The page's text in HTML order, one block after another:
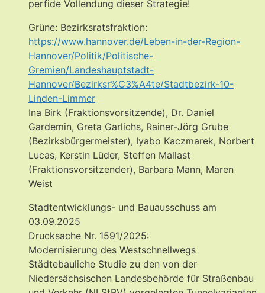
perfide Vollendung dieser Strategie!
Grüne: Bezirksratsfraktion:
https://www.hannover.de/Leben-in-der-Region-
Hannover/Politik/Politische-
Gremien/Landeshauptstadt-
Hannover/Bezirksr%C3%A4te/Stadtbezirk-10-
Linden-Limmer
Ina Birk (Fraktionsvorsitzende), Dr. Daniel
Gardemin, Greta Garlichs, Rainer-Jörg Grube
(Bezirksbürgermeister), Iyabo Kaczmarek, Norbert
Lucas, Kerstin Lüder, Steffen Mallast
(Fraktionsvorsitzender), Barbara Mann, Maren
Weist
Stadtentwicklungs- und Bauausschuss am
03.09.2025
Drucksache Nr. 1591/2025:
Modernisierung des Westschnellwegs
Städtebauliche Studie zu den von der
Niedersächsischen Landesbehörde für Straßenbau